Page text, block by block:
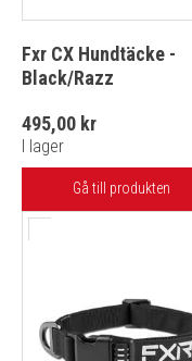
Fxr CX Hundtäcke -
Black/Razz
495,00 kr
I lager
Gå till produkten